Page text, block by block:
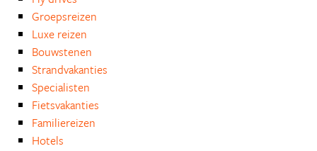
Groepsreizen
Luxe reizen
Bouwstenen
Strandvakanties
Specialisten
Fietsvakanties
Familiereizen
Hotels